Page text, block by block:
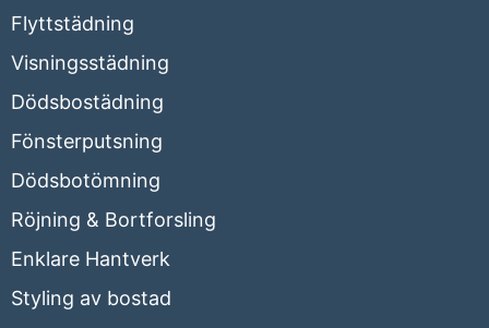
Flyttstädning
Visningsstädning
Dödsbostädning
Fönsterputsning
Dödsbotömning
Röjning & Bortforsling
Enklare Hantverk
Styling av bostad